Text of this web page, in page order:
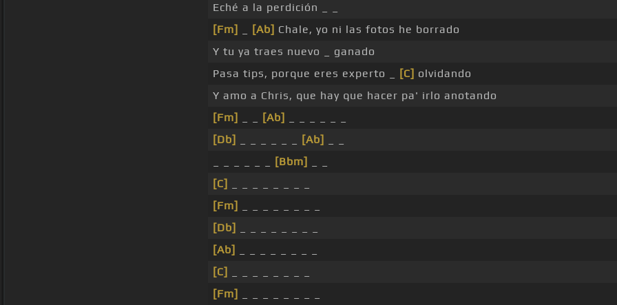
Eché a la perdición _ _
[Fm]
[Ab] Chale, yo ni las fotos he borrado
Y tu ya traes nuevo _ ganado
Pasa tips, porque eres experto _
[C] olvidando
Y amo a Chris, que hay que hacer pa' irlo anotando
[Fm]
[Ab]
[Db]
[Ab]
[Bbm]
[C]
[Fm]
[Db]
[Ab]
[C]
[Fm]